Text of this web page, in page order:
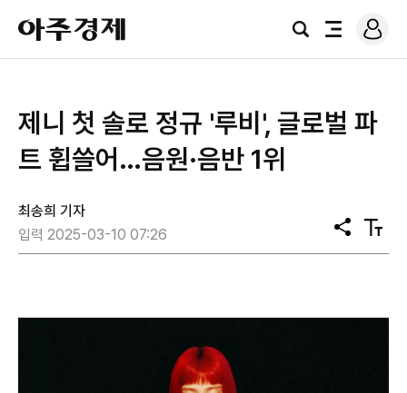
아
주
경
검
전
로
그
제니 첫 솔로 정규 '루비', 글로벌 파
트 휩쓸어…음원·음반 1위
최송희 기자
입력 2025-03-10 07:26
공
유
텍
스